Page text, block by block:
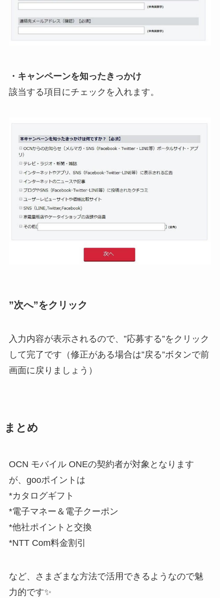
・キャンペーンを知ったきっかけ
該当する項目にチェックを入れます。
”次へ”をクリック
入力内容が表示されるので、”応募する”をクリック
して完了です（修正がある場合は”戻る”ボタンで前
画面に戻りましょう）
まとめ
OCN モバイル ONEの契約者が対象となります
が、gooポイントは
*カタログギフト
*電子マネー＆電子クーポン
*他社ポイントと交換
*NTT Com料金割引
など、さまざまな方法で活用できるようなので魅
力的です✨